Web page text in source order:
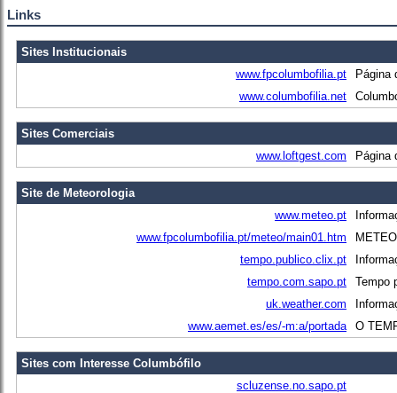
Links
Sites Institucionais
www.fpcolumbofilia.pt
Página
www.columbofilia.net
Sites Comerciais
www.loftgest.com
Página
Site de Meteorologia
www.meteo.pt
www.fpcolumbofilia.pt/meteo/main01.htm
tempo.publico.clix.pt
tempo.com.sapo.pt
Tempo
uk.weather.com
www.aemet.es/es/-m:a/portada
O
Sites com Interesse Columbófilo
scluzense.no.sapo.pt